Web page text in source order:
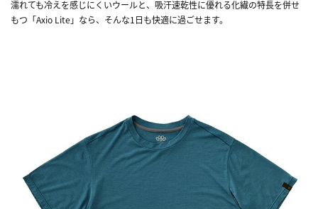
濡れても冷えを感じにくいウールと、吸汗速乾性に優れる化繊の特長を併せ
もつ「Axio Lite」なら、そんな1日も快適に過ごせます。